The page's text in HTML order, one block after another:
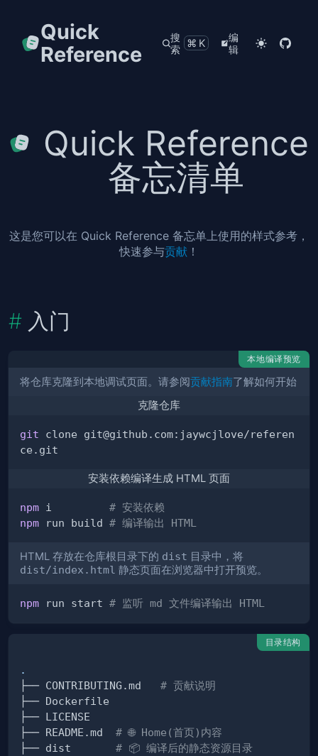
Quick
Reference
搜
索
⌘K
编
辑
Quick Reference
备忘清单
这是您可以在 Quick Reference 备忘单上使用的样式参考，
快速参与贡献 ！
入门
本地编译预览
将仓库克隆到本地调试页面。请参阅贡献指南了解如何开始
克隆仓库
git clone git@github.com:jaywcjlove/referen
安装依赖编译生成 HTML 页面
npm i # 安装依赖
npm run build # 编译输出 HTML
HTML 存放在仓库根目录下的 dist 目录中，将
dist/index.html 静态页面在浏览器中打开预览。
npm run start # 监听 md 文件编译输出 HTML
目录结构
.
├── CONTRIBUTING.md # 贡献说明
├── README.md # 🌐 Home(首页)内容
├── dist # 📦 编译后的静态资源目录